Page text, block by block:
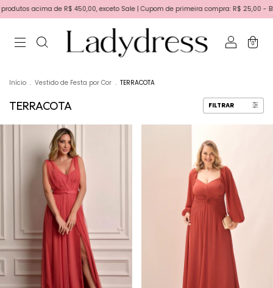
exceto Sale | Cupom de primeira compra: R$ 25,00 - BEMVINDA | Primeira
0
Início . Vestido de Festa por Cor . TERRACOTA
TERRACOTA FILTRAR